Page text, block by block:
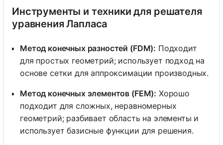
Инструменты и техники для решателя
уравнения Лапласа
Метод конечных разностей (FDM): Подходит
для простых геометрий; использует подход на
основе сетки для аппроксимации производных.
Метод конечных элементов (FEM): Хорошо
подходит для сложных, неравномерных
геометрий; разбивает область на элементы и
использует базисные функции для решения.